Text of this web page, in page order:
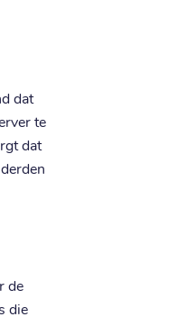
dat
te
dat
de
die